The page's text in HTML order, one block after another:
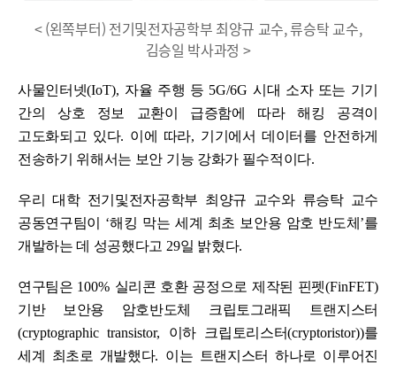
< (왼쪽부터) 전기및전자공학부 최양규 교수, 류승탁 교수,
김승일 박사과정 >
사물인터넷(IoT), 자율 주행 등 5G/6G시대 소자 또는 기기
간의 상호 정보 교환이 급증함에 따라 해킹 공격이
고도화되고 있다. 이에 따라, 기기에서 데이터를 안전하게
전송하기 위해서는 보안 기능 강화가 필수적이다.
우리 대학 전기및전자공학부 최양규 교수와 류승탁 교수
공동연구팀이
‘해킹 막는 세계 최초 보안용 암호 반도체 ’를
개발하는 데 성공했다고 29일 밝혔다.
연구팀은 100% 실리콘 호환 공정으로 제작된 핀펫(FinFET)
기반 보안용 암호반도체 크립토그래픽 트랜지스터
(cryptographic transistor, 이하 크립토리스터(cryptoristor))를
세계 최초로 개발했다. 이는 트랜지스터 하나로 이루어진